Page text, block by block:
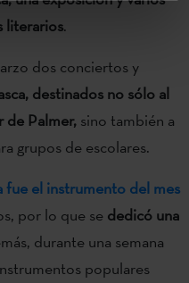
literarios.
dos conciertos y
destinados no sólo al
de Palmer, sino también a
grupos de escolares.
fue el instrumento del mes
por lo que se dedicó una
durante una semana
populares